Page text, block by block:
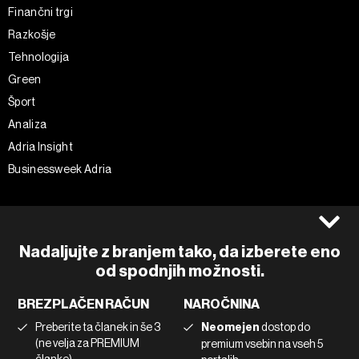
Nadaljujte z branjem tako, da izberete eno
od spodnjih možnosti.
BREZPLAČEN RAČUN
Preberite ta članek in še 3
(ne velja za PREMIUM
NAROČNINA
Neomejendostop do
premium vsebin na vseh 5
Finančni trgi
Razkošje
Tehnologija
Green
Šport
Analiza
Adria Insight
Businessweek Adria
Piškotki
Marketing
Uporaba umetne inteligence
Instagram
Linkedin
Tiktok